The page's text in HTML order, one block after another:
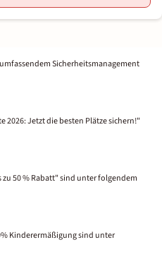
Sicherheitsmanagement
Jetzt die besten Plätze sichern!"
50 % Rabatt" sind unter folgendem
Kinderermäßigung sind unter